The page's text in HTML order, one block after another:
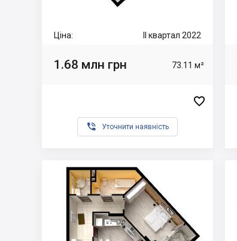
Ціна: II квартал 2022
1.68 млн грн 73.11 м²

 Уточнити наявність